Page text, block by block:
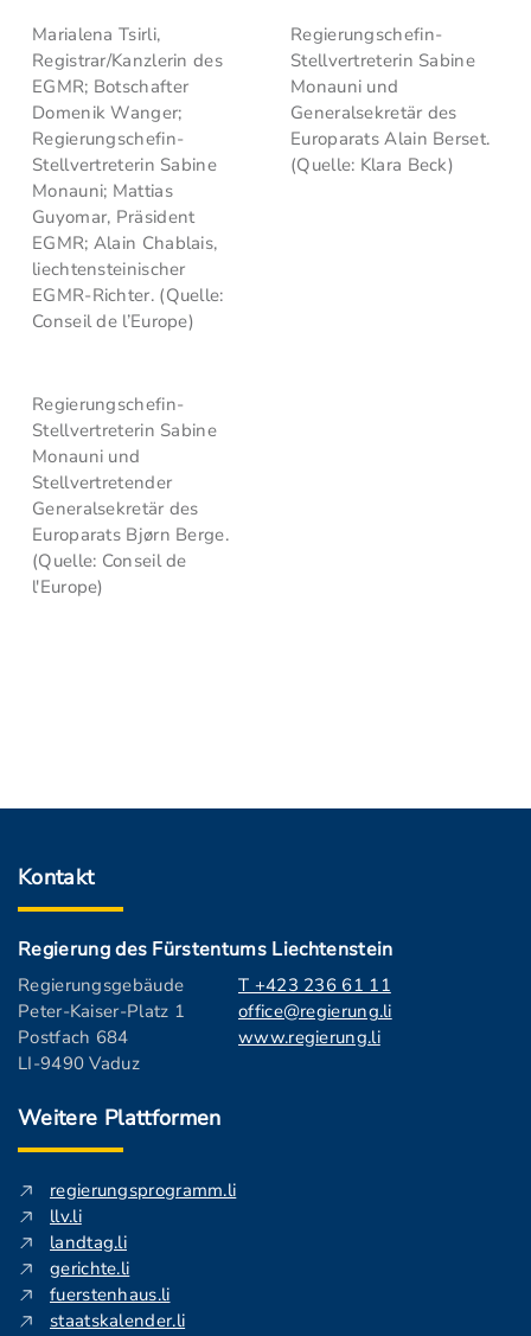
Marialena Tsirli,
Registrar/Kanzlerin des
EGMR; Botschafter
Domenik Wanger;
Regierungschefin-
Stellvertreterin Sabine
Monauni; Mattias
Guyomar, Präsident
EGMR; Alain Chablais,
liechtensteinischer
EGMR-Richter. (Quelle:
Conseil de l’Europe)
Regierungschefin-
Stellvertreterin Sabine
Monauni und
Generalsekretär des
Europarats Alain Berset.
(Quelle: Klara Beck)
Regierungschefin-
Stellvertreterin Sabine
Monauni und
Stellvertretender
Generalsekretär des
Europarats Bjørn Berge.
(Quelle: Conseil de
l'Europe)
Kontakt
Regierung des Fürstentums Liechtenstein
Regierungsgebäude
Peter-Kaiser-Platz 1
Postfach 684
LI-9490 Vaduz
T +423 236 61 11
office@regierung.li
www.regierung.li
Weitere Plattformen
regierungsprogramm.li
llv.li
landtag.li
gerichte.li
fuerstenhaus.li
staatskalender.li